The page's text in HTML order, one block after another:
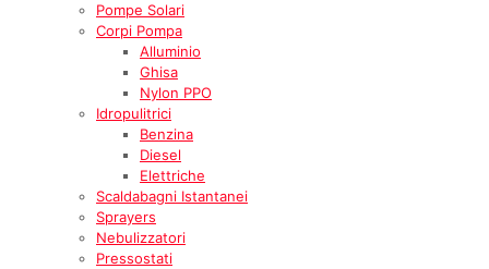
Pompe Solari
Corpi Pompa
Alluminio
Ghisa
Nylon PPO
Idropulitrici
Benzina
Diesel
Elettriche
Scaldabagni Istantanei
Sprayers
Nebulizzatori
Pressostati